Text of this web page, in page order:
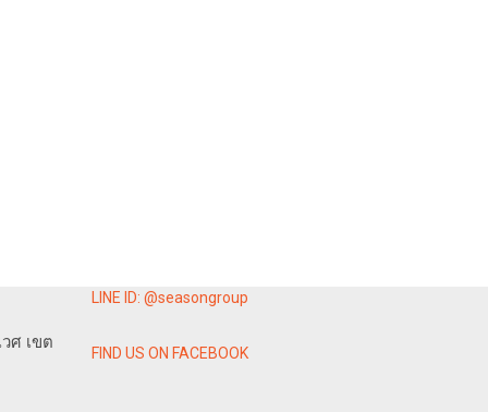
ศ เขต
LINE ID: @seasongroup
FIND US ON FACEBOOK